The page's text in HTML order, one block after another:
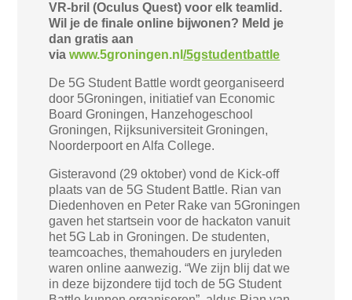
VR-bril (Oculus Quest) voor elk teamlid.
Wil je de finale online bijwonen? Meld je
dan gratis aan
viawww.5groningen.nl/5gstudentbattle
De 5G Student Battle wordt georganiseerd
door 5Groningen, initiatief van Economic
Board Groningen, Hanzehogeschool
Groningen, Rijksuniversiteit Groningen,
Noorderpoort en Alfa College.
Gisteravond (29 oktober) vond de Kick-off
plaats van de 5G Student Battle. Rian van
Diedenhoven en Peter Rake van 5Groningen
gaven het startsein voor de hackaton vanuit
het 5G Lab in Groningen. De studenten,
teamcoaches, themahouders en juryleden
waren online aanwezig. “We zijn blij dat we
in deze bijzondere tijd toch de 5G Student